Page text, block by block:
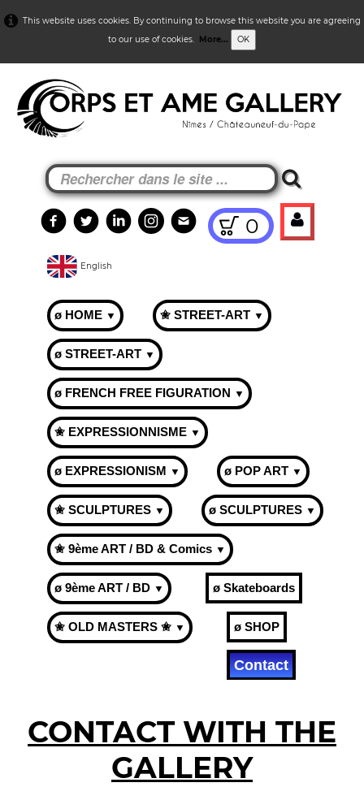
This website uses cookies. By continuing to browse this website you are agreeing
to our use of cookies. More... OK
0
English
ø HOME ▼ ✬ STREET-ART ▼
ø STREET-ART ▼
ø FRENCH FREE FIGURATION ▼
✬ EXPRESSIONNISME ▼
ø EXPRESSIONISM ▼ ø POP ART ▼
✬ SCULPTURES ▼ ø SCULPTURES ▼
✬ 9ème ART / BD & Comics ▼
ø 9ème ART / BD ▼ ø Skateboards
✬ OLD MASTERS ✬ ▼ ø SHOP
Contact
CONTACT WITH THE
GALLERY